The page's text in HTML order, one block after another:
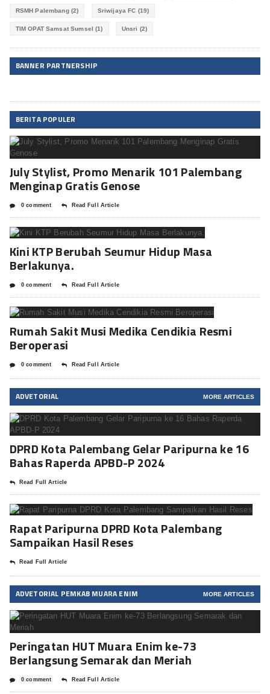
RSMH Palembang(2) Sriwijaya FC (19)
TIM OPAT Samsat Sumsel (1) Unsri (2)
BANNER PARTNERSHIP
BERITA POPULER
July Stylist, Promo Menarik 101 Palembang
Menginap Gratis Genose
0 comment Read Full Article
Kini KTP Berubah Seumur Hidup Masa
Berlakunya.
0 comment Read Full Article
Rumah Sakit Musi Medika Cendikia Resmi
Beroperasi
0 comment Read Full Article
ADVETORIAL MORE ARTICLES
DPRD Kota Palembang Gelar Paripurna ke 16
Bahas Raperda APBD-P 2024
Read Full Article
Rapat Paripurna DPRD Kota Palembang
Sampaikan Hasil Reses
Read Full Article
ADVETORIAL PEMKAB MUARA ENIM MORE ARTICLES
Peringatan HUT Muara Enim ke-73
Berlangsung Semarak dan Meriah
0 comment Read Full Article